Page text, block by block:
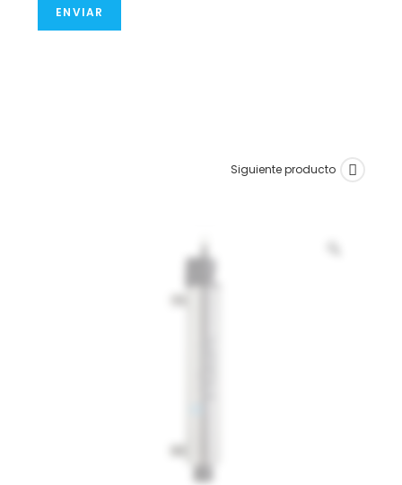
ENVIAR
Siguiente producto